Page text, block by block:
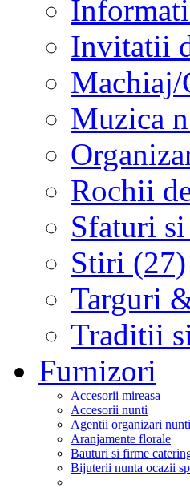
Invitatii
Machiaj/
Muzica
Rochii
Sfaturi
Stiri (27)
Targuri
Traditii
Furnizori
Accesorii mireasa
Accesorii nunti
Agentii organizari nunti
Aranjamente florale
Bauturi si firme
Bijuterii nunta ocazii